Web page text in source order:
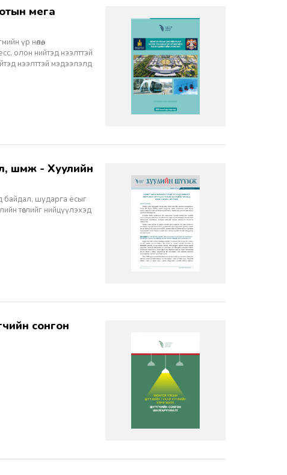
үр нөлөө,
олон нийтэд нээлттэй
нээлттэй мэдээлэлд
байдал, шударга ёсыг
төслийг нийцүүлэхэд